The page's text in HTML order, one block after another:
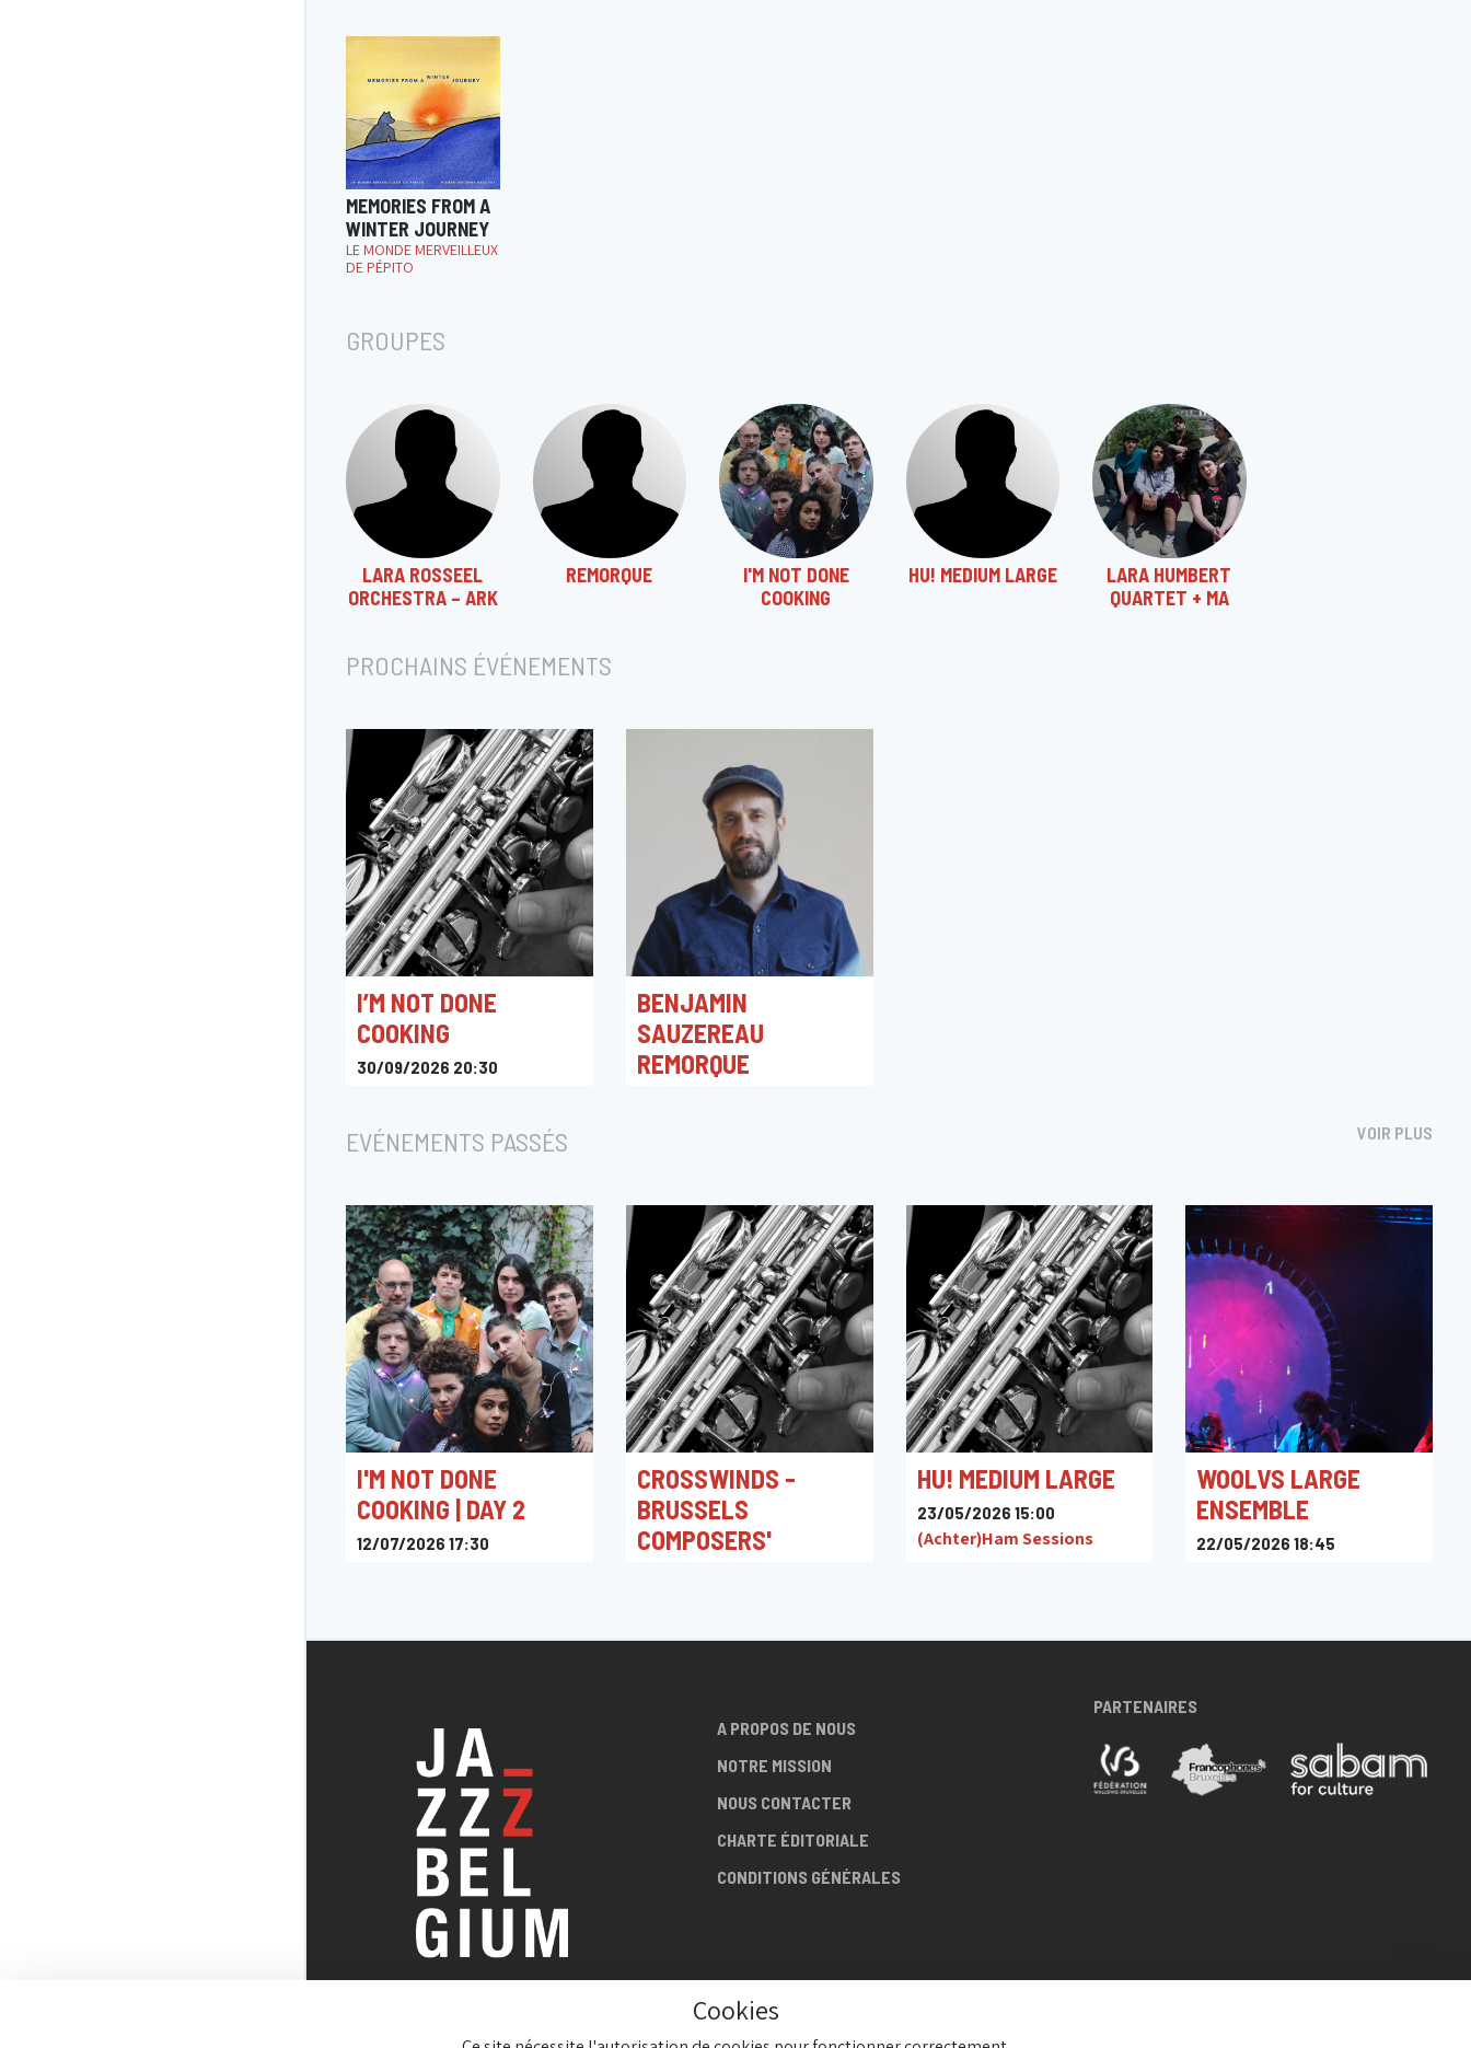
MEMORIES FROM A
WINTER JOURNEY
LE MONDE MERVEILLEUX
DE PÉPITO
GROUPES
LARA ROSSEEL
ORCHESTRA – ARK
REMORQUE
I'M NOT DONE
COOKING
HU! MEDIUM LARGE
LARA HUMBERT
QUARTET + MA
PROCHAINS ÉVÉNEMENTS
I’M NOT DONE
COOKING
30/09/2026 20:30
BENJAMIN
SAUZEREAU
REMORQUE
EVÉNEMENTS PASSÉS VOIR PLUS
I'M NOT DONE
COOKING | DAY 2
12/07/2026 17:30
CROSSWINDS -
BRUSSELS
COMPOSERS'
HU! MEDIUM LARGE
23/05/2026 15:00
(Achter)Ham Sessions
WOOLVS LARGE
ENSEMBLE
22/05/2026 18:45
TOUT SUR LA SCÈNE
A PROPOS DE NOUS
NOTRE MISSION
NOUS CONTACTER
CHARTE ÉDITORIALE
CONDITIONS GÉNÉRALES
PARTENAIRES
Cookies